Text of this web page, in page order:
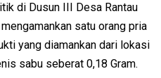
di Dusun III Desa Rantau
satu orang pria
yang diamankan dari lokasi
sabu seberat 0,18 Gram.